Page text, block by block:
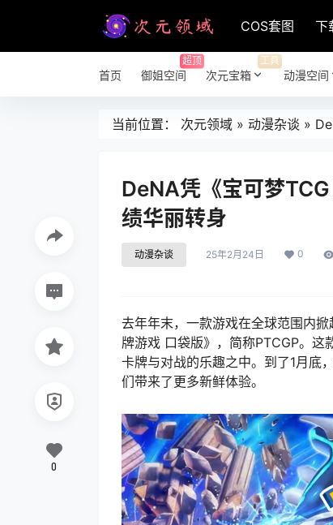
COS套图 下
首页 御姐空间
超顶
次元宝箱
工具
动漫空间
当前位置： 次元领域 » 动漫杂谈 »
DeNA凭《宝可梦
绩华丽转身
动漫杂谈 25年2月24日 0
去年年末，一款游戏在全球范围内
牌游戏 口袋版》，简称PTCGP。
卡牌与对战的乐趣之中。到了1月底
们带来了更多新鲜体验。
0